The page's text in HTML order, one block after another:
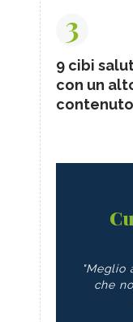
3
9 cibi
con un
contenuto
"Meglio
che